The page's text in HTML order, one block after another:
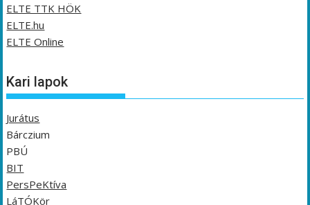
ELTE TTK HÖK
ELTE.hu
ELTE Online
Kari lapok
Jurátus
Bárczium
PBÚ
BIT
PersPeKtíva
LáTÓKör